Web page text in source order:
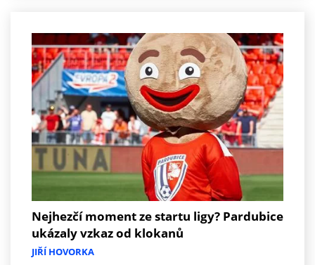
Nejhezčí moment ze startu ligy? Pardubice
ukázaly vzkaz od klokanů
JIŘÍ HOVORKA